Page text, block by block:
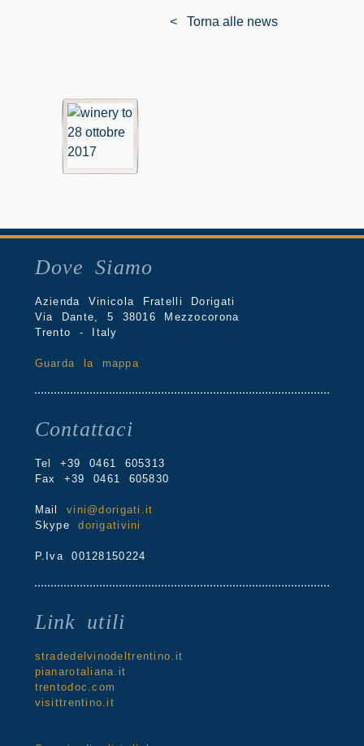
< Torna alle news
Dove Siamo
Azienda Vinicola Fratelli Dorigati
Via Dante, 5 38016 Mezzocorona
Trento - Italy
Guarda la mappa
Contattaci
Tel +39 0461 605313
Fax +39 0461 605830
Mailvini@dorigati.it
Skypedorigativini
P.Iva 00128150224
Link utili
stradedelvinodeltrentino.it
pianarotaliana.it
trentodoc.com
visittrentino.it